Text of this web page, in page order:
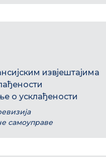
извјештајима
о усклађености
самоуправе